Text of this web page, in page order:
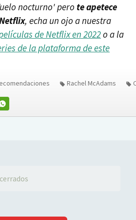
nocturno' pero te apetece
, echa un ojo a nuestra
de Netflix en 2022o a la
de la plataforma de este
Rachel McAdams